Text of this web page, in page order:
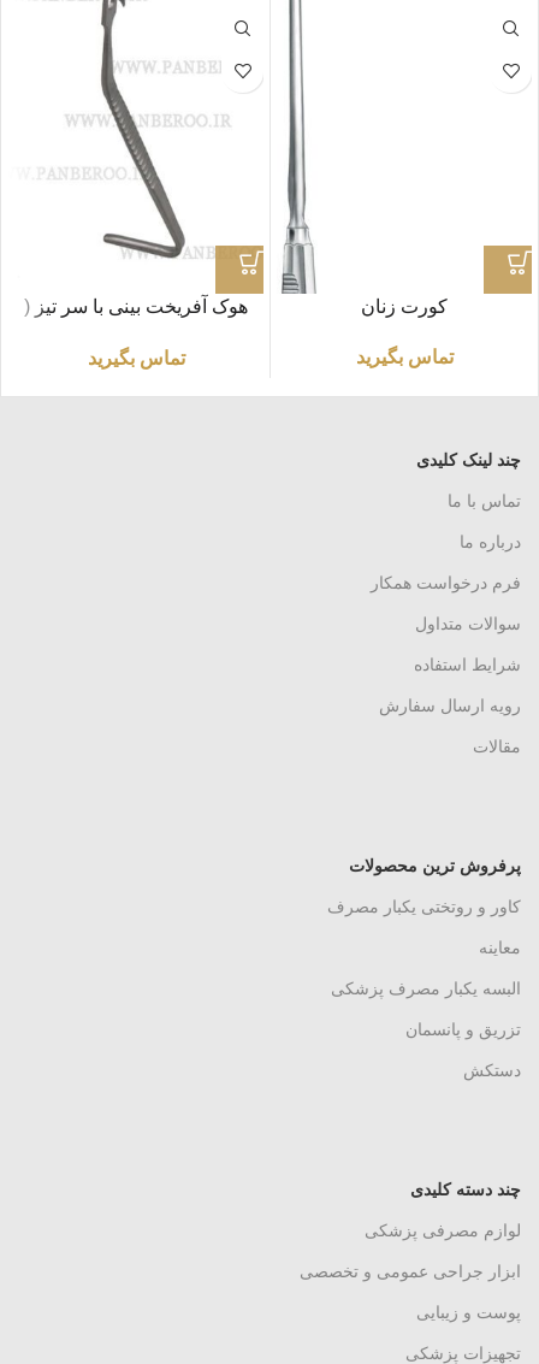
کورت زنان
تماس بگیرید
هوک آفریخت بینی با سر تیز (
تماس بگیرید
چند لینک کلیدی
تماس با ما
درباره ما
فرم درخواست همکار
سوالات متداول
شرایط استفاده
رویه ارسال سفارش
مقالات
پرفروش ترین محصولات
کاور و روتختی یکبار مصرف
معاینه
البسه یکبار مصرف پزشکی
تزریق و پانسمان
دستکش
چند دسته کلیدی
لوازم مصرفی پزشکی
ابزار جراحی عمومی و تخصصی
پوست و زیبایی
تجهیزات پزشکی